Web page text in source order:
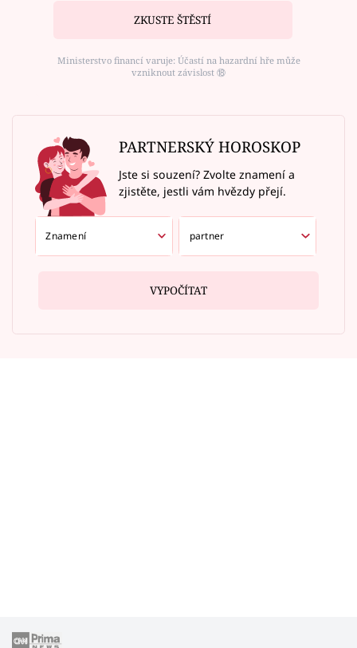
ZKUSTE ŠTĚSTÍ
Ministerstvo financí varuje: Účastí na hazardní hře může
vzniknout závislost ⑱
PARTNERSKÝ HOROSKOP
Jste si souzení? Zvolte znamení a
zjistěte, jestli vám hvězdy přejí.
VYPOČÍTAT